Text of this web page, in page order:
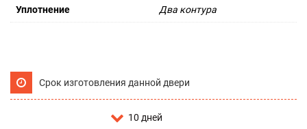
Уплотнение Два контура
Срок изготовления данной двери
10 дней